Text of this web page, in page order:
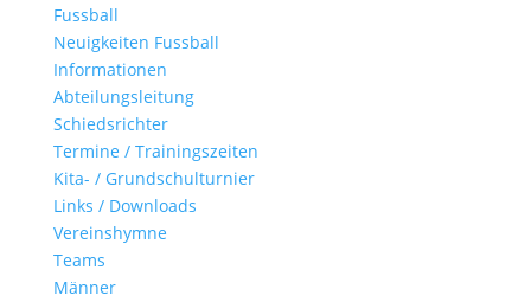
Fussball
Neuigkeiten Fussball
Informationen
Abteilungsleitung
Schiedsrichter
Termine / Trainingszeiten
Kita- / Grundschulturnier
Links / Downloads
Vereinshymne
Teams
Männer